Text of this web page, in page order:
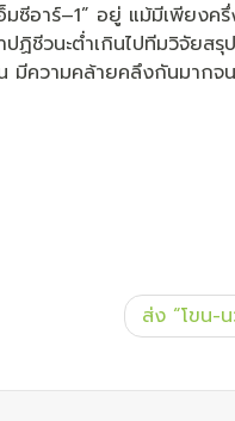
ซีอาร์–1” อยู่ แม้มีเพียงค
ฏิชีวนะต่ำเกินไปทีมวิจัยสรุ
มีความคล้ายคลึงกันมากจ
ส่ง “โขน-